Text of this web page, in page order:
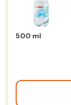
500 ml